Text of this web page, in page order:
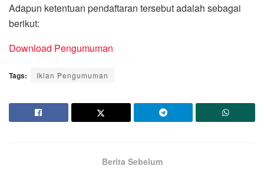
Adapun ketentuan pendaftaran tersebut adalah sebagai
berikut:
Download Pengumuman
Tags: Iklan Pengumuman
Berita Sebelum